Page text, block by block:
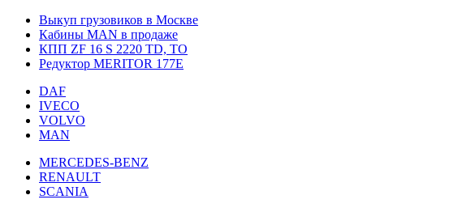
Выкуп грузовиков в Москве
Кабины MAN в продаже
КПП ZF 16 S 2220 TD, TO
Редуктор MERITOR 177Е
DAF
IVECO
VOLVO
MAN
MERCEDES-BENZ
RENAULT
SCANIA